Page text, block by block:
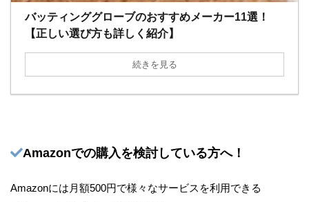
バッティンググローブのおすすめメーカー11選！
【正しい選び方も詳しく紹介】
続きを見る
Amazonでの購入を検討している方へ！
Amazonには月額500円で様々なサービスを利用できる